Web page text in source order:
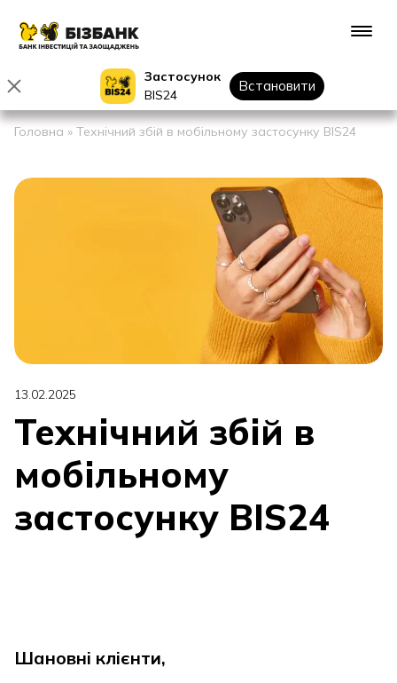
Застосунок
BIS24
Встановити
Головна » Технічний збій в мобільному застосунку BIS24
13.02.2025
Технічний збій в
мобільному
застосунку BIS24
Шановні клієнти,